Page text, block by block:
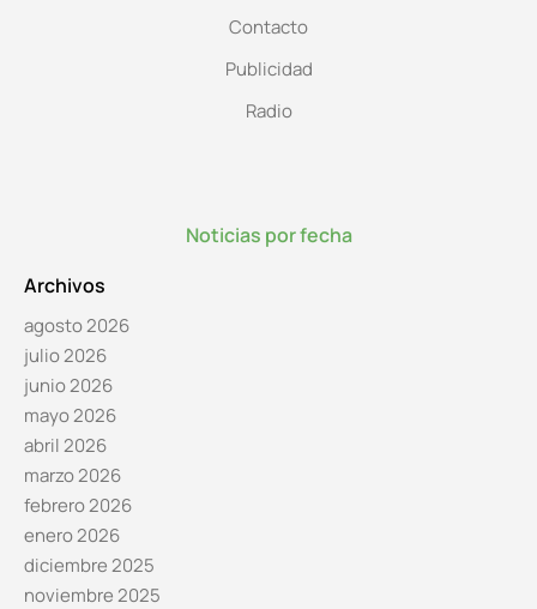
Contacto
Publicidad
Radio
Noticias por fecha
Archivos
agosto 2026
julio 2026
junio 2026
mayo 2026
abril 2026
marzo 2026
febrero 2026
enero 2026
diciembre 2025
noviembre 2025